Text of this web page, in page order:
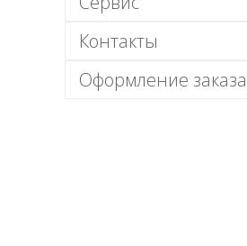
Контакты
Оформление заказа